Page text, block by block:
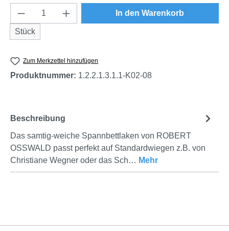
Produkt Anzahl: Gib den gewünschten
Stück
In den Warenkorb
Zum Merkzettel hinzufügen
Produktnummer: 1.2.2.1.3.1.1-K02-08
Beschreibung
Das samtig-weiche Spannbettlaken von ROBERT
OSSWALD passt perfekt auf Standardwiegen z.B. von
Christiane Wegner oder das Sch… Mehr